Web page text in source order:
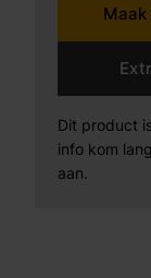
panelen
extra diepte
bijzonder
en een lange
blijft de
met anti-
glad en strak
Dit product
info kom
aan.